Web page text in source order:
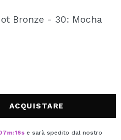
potrai fare i tuoi
lo stato dei tuoi ordini e
ACCOUNT
Bronze - 30: Mocha
ACQUISTARE
m:16s e sarà spedito dal nostro